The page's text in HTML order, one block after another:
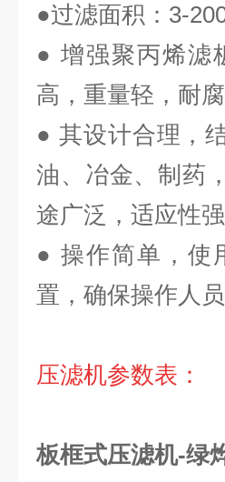
●过滤面积：3-
● 增强聚丙烯滤
高，重量轻，耐
● 其设计合理，
油、冶金、制药
途广泛，适应性强
● 操作简单，使
置，确保操作人员
压滤机参数表：
板框式压滤机-绿